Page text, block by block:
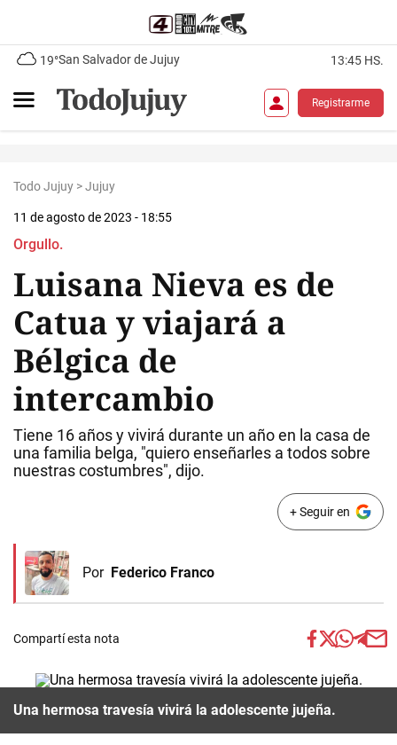
19°San Salvador de Jujuy 13:45 HS.
Registrarme
Todo Jujuy >Jujuy
11 de agosto de 2023 - 18:55
Orgullo.
Luisana Nieva es de
Catua y viajará a
Bélgica de
intercambio
Tiene 16 años y vivirá durante un año en la casa de
una familia belga, "quiero enseñarles a todos sobre
nuestras costumbres", dijo.
+ Seguir en
Por Federico Franco
Compartí esta nota
Una hermosa travesía vivirá la adolescente jujeña.